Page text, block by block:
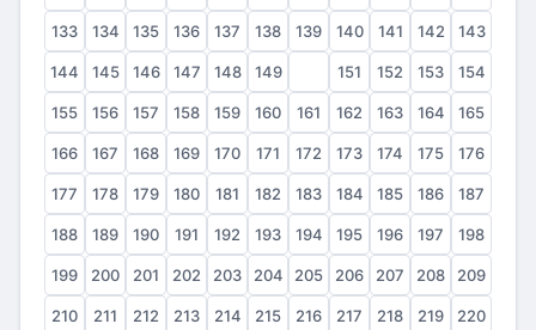
133 134 135 136 137 138 139 140 141 142 143
144 145 146 147 148 149 151 152 153 154
155 156 157 158 159 160 161 162 163 164 165
166 167 168 169 170 171 172 173 174 175 176
177 178 179 180 181 182 183 184 185 186 187
188 189 190 191 192 193 194 195 196 197 198
199 200 201 202 203 204 205 206 207 208 209
210 211 212 213 214 215 216 217 218 219 220